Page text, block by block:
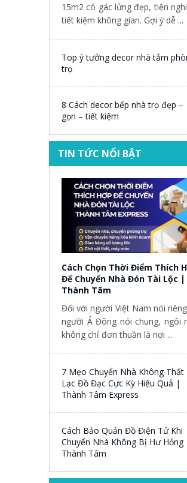
15m2 có gác lửng đẹp, tiện
tiết kiệm không gian. Gợi ý dễ ...
Top ý tưởng decor nhà tắm
trọ
8 Cách decor bếp nhà trọ đẹp –
gọn – tiết kiệm
TIN TỨC NỔI BẬT
Cách Chọn Thời Điểm Thích
Để Chuyển Nhà Đón Tài Lộc |
Thành Tâm
Đối với người Việt Nam nói
người Á Đông nói chung, ngôi
không chỉ đơn thuần là nơi ...
7 Mẹo Chuyển Nhà Không Thất
Lạc Đồ Đạc Cực Kỳ Hiệu Quả |
Thành Tâm Express
Cách Bảo Quản Đồ Điện Tử Khi
Chuyển Nhà Không Bị Hư Hỏng
Thành Tâm